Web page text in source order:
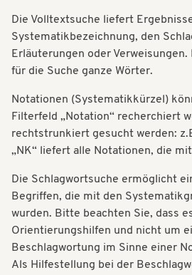
a
t
i
n
t
i
o
n
Die Volltextsuche liefert
Systematikbezeichnung, den
Erläuterungen oder
für die Suche ganze Wörter.
Notationen (Systematikkürzel)
Filterfeld „Notation“ recherchiert
rechtstrunkiert gesucht werden:
„NK“ liefert alle Notationen, die
Die Schlagwortsuche ermöglicht
Begriffen, die mit den
wurden. Bitte beachten Sie, dass
Orientierungshilfen und nicht um
Beschlagwortung im Sinne einer
Als Hilfestellung bei der